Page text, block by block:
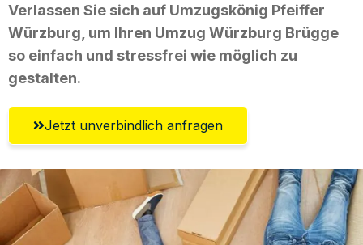
Verlassen Sie sich auf Umzugskönig Pfeiffer
Würzburg, um Ihren Umzug Würzburg Brügge
so einfach und stressfrei wie möglich zu
gestalten.
Jetzt unverbindlich anfragen